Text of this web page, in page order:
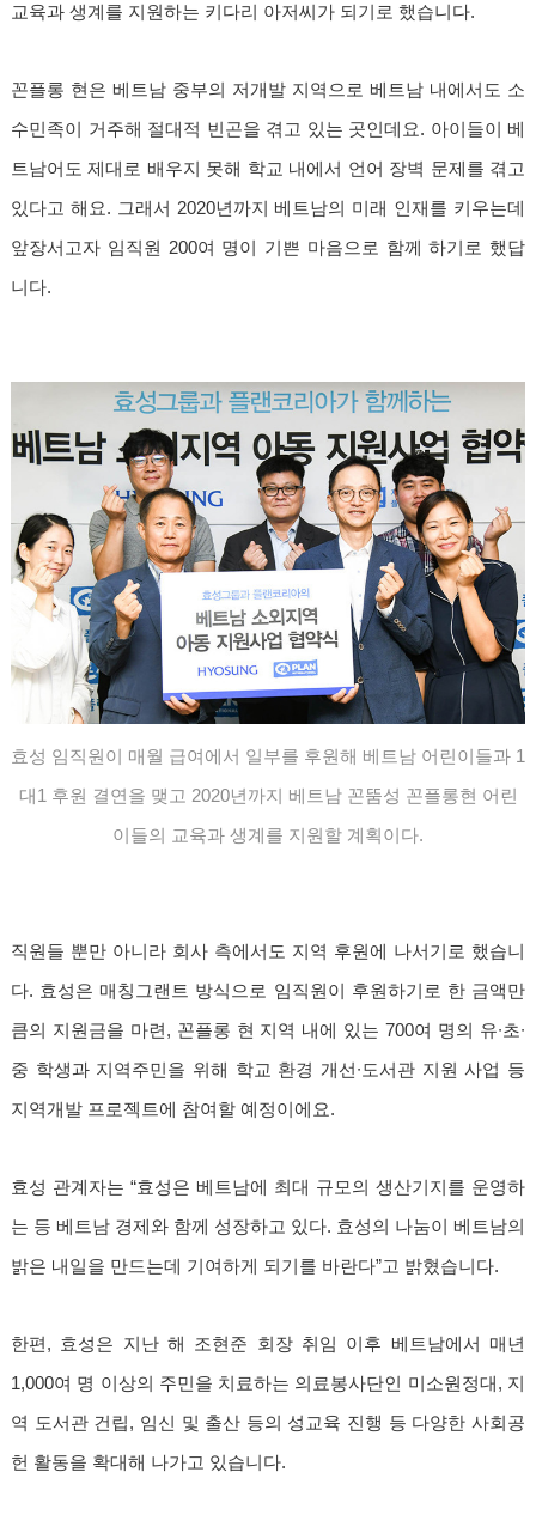
교육과 생계를 지원하는 키다리 아저씨가 되기로 했습니다.
꼰플롱 현은 베트남 중부의 저개발 지역으로 베트남 내에서도 소
수민족이 거주해 절대적 빈곤을 겪고 있는 곳인데요. 아이들이 베
트남어도 제대로 배우지 못해 학교 내에서 언어 장벽 문제를 겪고
있다고 해요. 그래서 2020년까지 베트남의 미래 인재를 키우는데
앞장서고자 임직원 200여 명이 기쁜 마음으로 함께 하기로 했답
니다.
효성 임직원이 매월 급여에서 일부를 후원해 베트남 어린이들과 1
대1 후원 결연을 맺고 2020년까지 베트남 꼰뚬성 꼰플롱현 어린
이들의 교육과 생계를 지원할 계획이다.
직원들 뿐만 아니라 회사 측에서도 지역 후원에 나서기로 했습니
다. 효성은 매칭그랜트 방식으로 임직원이 후원하기로 한 금액만
큼의 지원금을 마련, 꼰플롱 현 지역 내에 있는 700여 명의 유∙초∙
중 학생과 지역주민을 위해 학교 환경 개선∙도서관 지원 사업 등
지역개발 프로젝트에 참여할 예정이에요.
효성 관계자는 “효성은 베트남에 최대 규모의 생산기지를 운영하
는 등 베트남 경제와 함께 성장하고 있다. 효성의 나눔이 베트남의
밝은 내일을 만드는데 기여하게 되기를 바란다”고 밝혔습니다.
한편, 효성은 지난 해 조현준 회장 취임 이후 베트남에서 매년
1,000여 명 이상의 주민을 치료하는 의료봉사단인 미소원정대, 지
역 도서관 건립, 임신 및 출산 등의 성교육 진행 등 다양한 사회공
헌 활동을 확대해 나가고 있습니다.